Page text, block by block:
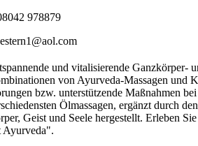
978879
und vitalisierende Ganzkörper-
von Ayurveda-Massagen und
bzw. unterstützende Maßnahmen
Ölmassagen, ergänzt durch
Geist und Seele hergestellt. Erleben
Ayurveda".